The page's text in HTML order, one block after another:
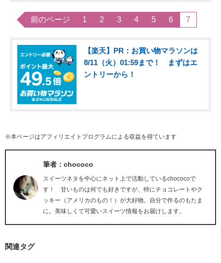
前のページ 1 2 3 4 5 6 7
【楽天】PR：お買い物マラソンは
8/11（火）01:59まで！ まずはエ
ントリーから！
※本ページはアフィリエイトプログラムによる収益を得ています
筆者：chococo
スイーツネタを中心にネット上で活動しているchococoで
す！ 甘いものは何でも好きですが、特にチョコレートやク
ッキー（アメリカのもの！）が大好物。自分で作るのもたま
に。美味しくて可愛いスイーツ情報をお届けします。
関連タグ